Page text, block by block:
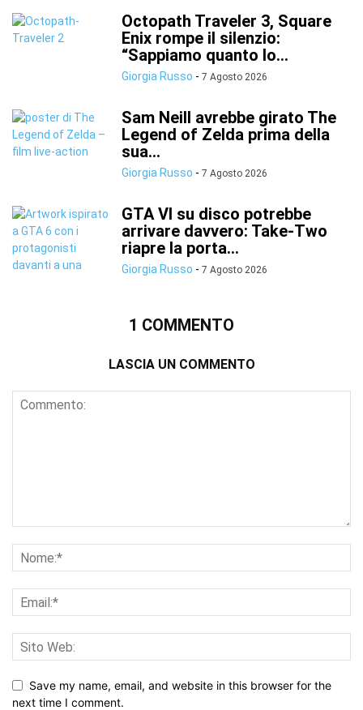
Octopath Traveler 3, Square
Enix rompe il silenzio:
“Sappiamo quanto lo...
Giorgia Russo - 7 Agosto 2026
Sam Neill avrebbe girato The
Legend of Zelda prima della
sua...
Giorgia Russo - 7 Agosto 2026
GTA VI su disco potrebbe
arrivare davvero: Take-Two
riapre la porta...
Giorgia Russo - 7 Agosto 2026
1 COMMENTO
LASCIA UN COMMENTO
Save my name, email, and website in this browser for the
next time I comment.